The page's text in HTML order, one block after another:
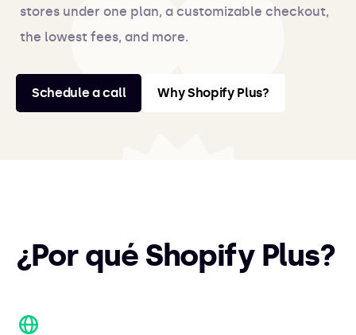
stores under one plan, a customizable checkout,
the lowest fees, and more.
Schedule a call Why Shopify Plus?
¿Por qué Shopify Plus?